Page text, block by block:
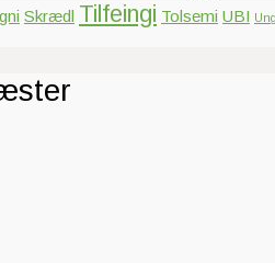
Skrædl Tilfeingi Tolsemi UBI Ung